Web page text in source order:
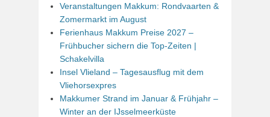
Veranstaltungen Makkum: Rondvaarten &
Zomermarkt im August
Ferienhaus Makkum Preise 2027 –
Frühbucher sichern die Top-Zeiten |
Schakelvilla
Insel Vlieland – Tagesausflug mit dem
Vliehorsexpres
Makkumer Strand im Januar & Frühjahr –
Winter an der IJsselmeerküste